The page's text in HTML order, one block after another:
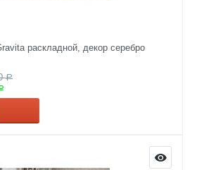
раскладной, декор серебро
Р